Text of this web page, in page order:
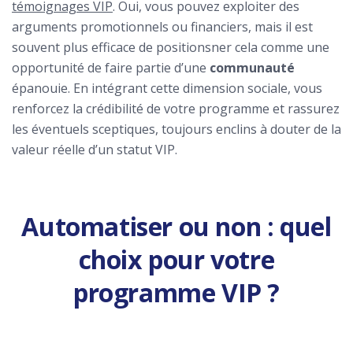
témoignages VIP. Oui, vous pouvez exploiter des
arguments promotionnels ou financiers, mais il est
souvent plus efficace de positionsner cela comme une
opportunité de faire partie d’une communauté
épanouie. En intégrant cette dimension sociale, vous
renforcez la crédibilité de votre programme et rassurez
les éventuels sceptiques, toujours enclins à douter de la
valeur réelle d’un statut VIP.
Automatiser ou non : quel
choix pour votre
programme VIP ?